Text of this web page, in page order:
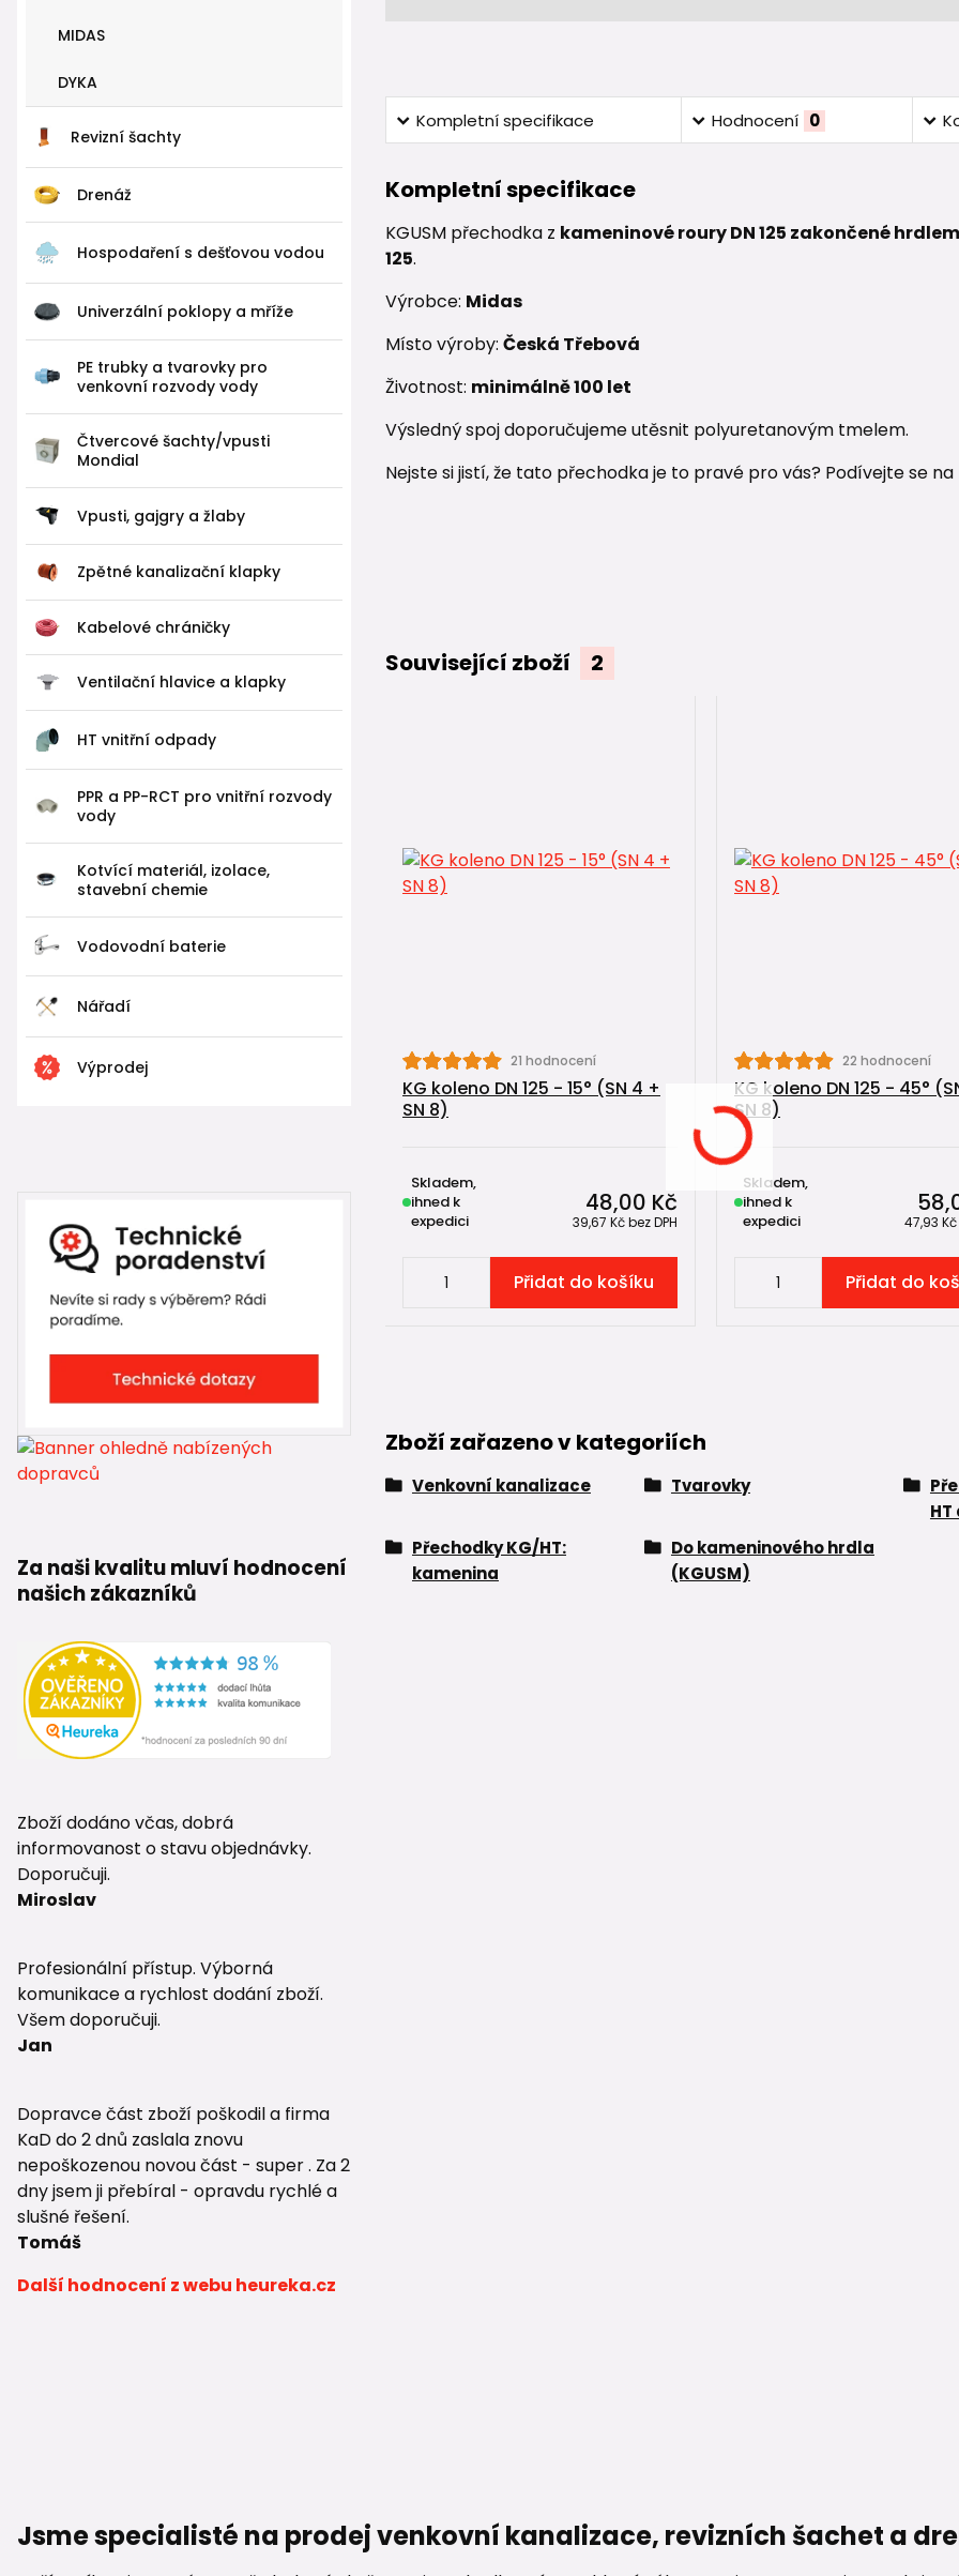
MIDAS
DYKA
Revizní šachty
Drenáž
Hospodaření s dešťovou vodou
Univerzální poklopy a mříže
PE trubky a tvarovky pro
venkovní rozvody vody
Čtvercové šachty/vpusti
Mondial
Vpusti, gajgry a žlaby
Zpětné kanalizační klapky
Kabelové chráničky
Ventilační hlavice a klapky
HT vnitřní odpady
PPR a PP-RCT pro vnitřní rozvody
vody
Kotvící materiál, izolace,
stavební chemie
Vodovodní baterie
Nářadí
Výprodej
Za naši kvalitu mluví hodnocení
našich zákazníků
Zboží dodáno včas, dobrá
informovanost o stavu objednávky.
Doporučuji.
Miroslav
Profesionální přístup. Výborná
komunikace a rychlost dodání zboží.
Všem doporučuji.
Jan
Dopravce část zboží poškodil a firma
KaD do 2 dnů zaslala znovu
nepoškozenou novou část - super . Za 2
dny jsem ji přebíral - opravdu rychlé a
slušné řešení.
Tomáš
Další hodnocení z webu heureka.cz
Kompletní specifikace Hodnocení 0
Kompletní specifikace
KGUSM přechodka z kameninové roury DN 125 zakončené hrdlem
125.
Výrobce: Midas
Místo výroby: Česká Třebová
Životnost: minimálně 100 let
Výsledný spoj doporučujeme utěsnit polyuretanovým tmelem.
Nejste si jistí, že tato přechodka je to pravé pro vás? Podívejte se na
Související zboží 2
21 hodnocení
KG koleno DN 125 - 15° (SN 4 +
SN 8)
48,00 Kč
39,67 Kčbez DPH
Skladem,
ihned k
expedici
Přidat do košíku
22 hodnocení
KG koleno DN 125 - 45°
SN 8)
47,93 Kč
Skladem,
ihned k
expedici
Přidat do
Zboží zařazeno v kategoriích
Venkovní kanalizace Tvarovky
Přechodky KG/HT:
kamenina
Do kameninového hrdla
(KGUSM)
Jsme specialisté na prodej venkovní kanalizace, revizních šachet a